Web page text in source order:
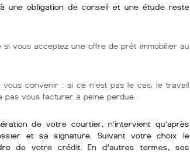
une obligation de conseil et une étude reste
si vous acceptez une offre de prêt immobilier au
convenir : si ce n’est pas le cas, le travail
vous facturer à peine perdue.
de votre courtier, n’intervient qu’après
et sa signature. Suivant votre choix le
de votre crédit. En d'autres termes, ses